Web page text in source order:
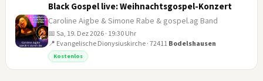
Black Gospel live: Weihnachtsgospel-Konzert
Caroline Aigbe & Simone Rabe & gospel.ag Band
📅 Sa, 19. Dez 2026 · 19:30 Uhr
📍 Evangelische Dionysiuskirche · 72411 Bodelshausen
Kostenlos